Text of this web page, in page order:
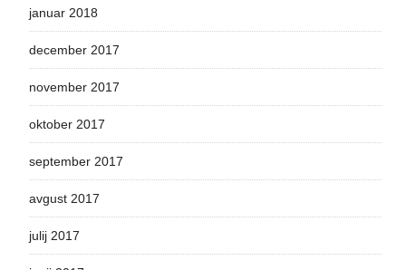
januar 2018
december 2017
november 2017
oktober 2017
september 2017
avgust 2017
julij 2017